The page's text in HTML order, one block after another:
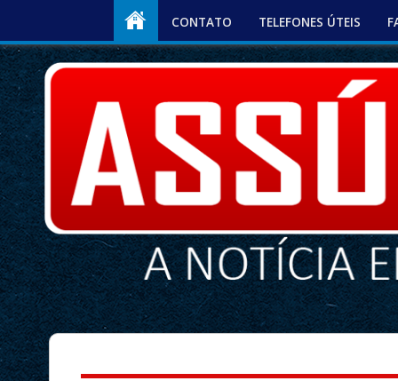
CONTATO TELEFONES ÚTEIS